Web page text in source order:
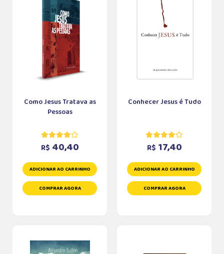
Como Jesus Tratava as
Pessoas
R$ 40,40
ADICIONAR AO CARRINHO
COMPRAR AGORA
Conhecer Jesus é Tudo
R$ 17,40
ADICIONAR AO CARRINHO
COMPRAR AGORA